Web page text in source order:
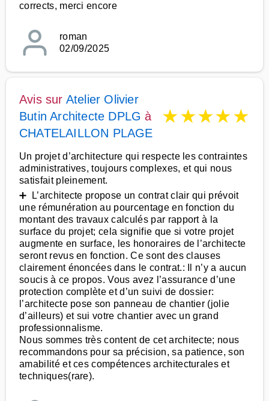
corrects, merci encore
roman
02/09/2025
Avis sur Atelier Olivier
Butin Architecte DPLG à
CHATELAILLON PLAGE
★★★★★
Un projet d’architecture qui respecte les contraintes
administratives, toujours complexes, et qui nous
satisfait pleinement.
➕ L’architecte propose un contrat clair qui prévoit
une rémunération au pourcentage en fonction du
montant des travaux calculés par rapport à la
surface du projet; cela signifie que si votre projet
augmente en surface, les honoraires de l’architecte
seront revus en fonction. Ce sont des clauses
clairement énoncées dans le contrat.: Il n’y a aucun
soucis à ce propos. Vous avez l’assurance d’une
protection complète et d’un suivi de dossier:
l’architecte pose son panneau de chantier (jolie
d’ailleurs) et sui votre chantier avec un grand
professionnalisme.
Nous sommes très content de cet architecte; nous
recommandons pour sa précision, sa patience, son
amabilité et ces compétences architecturales et
techniques(rare).